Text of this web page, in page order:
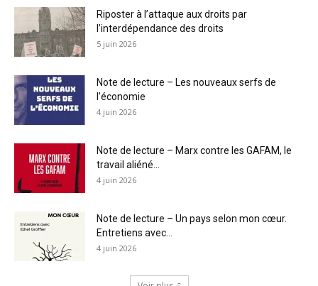
Riposter à l’attaque aux droits par
l’interdépendance des droits
5 juin 2026
Note de lecture – Les nouveaux serfs de
l’économie
4 juin 2026
Note de lecture – Marx contre les GAFAM, le
travail aliéné...
4 juin 2026
Note de lecture – Un pays selon mon cœur.
Entretiens avec...
4 juin 2026